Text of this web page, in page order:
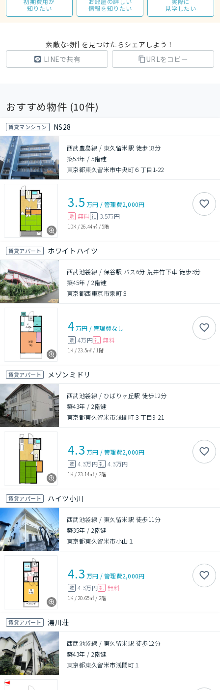
知りたい
情報を知りたい
見学したい
素敵な物件を見つけたらシェアしよう！
LINEで共有
URLをコピー
おすすめ物件 (10件)
賃貸マンション NS28
西武豊島線 / 東久留米駅 徒歩18分
築53年 /5階建
東京都東久留米市中央町６丁目1-22
3.5 万円 /管理費2,000円
敷 無料 礼 3.5万円
1DK / 26.44㎡ /5階
賃貸アパート ホワイトハイツ
西武池袋線 / 保谷駅 バス6分 荒井竹下車 徒歩3分
築45年 /2階建
東京都西東京市泉町３
4万円 /管理費なし
敷 4万円 礼 無料
1K / 23.5㎡ / 1階
賃貸アパート メゾンミドリ
西武池袋線 / ひばりヶ丘駅 徒歩12分
築43年 /2階建
東京都東久留米市浅間町３丁目9-21
4.3 万円 /管理費2,000円
敷 4.3万円礼 4.3万円
1K / 23.14㎡ / 2階
賃貸アパート ハイツ小川
西武池袋線 / 東久留米駅 徒歩11分
築35年 /2階建
東京都東久留米市小山１
4.3 万円 /管理費2,000円
敷 4.3万円 礼 無料
1K / 20.65㎡ / 2階
賃貸アパート 湯川荘
西武池袋線 / 東久留米駅 徒歩12分
築43年 /2階建
東京都東久留米市浅間町１